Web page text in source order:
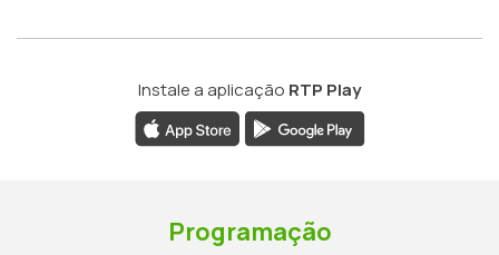
Instale a aplicação RTP Play
Programação